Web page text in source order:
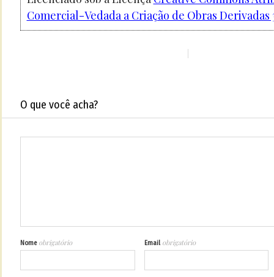
Comercial-Vedada a Criação de Obras Derivadas
O que você acha?
Nome obrigatório Email obrigatório